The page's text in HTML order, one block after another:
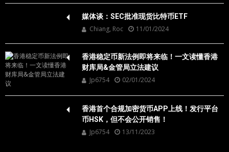
媒体谈：SEC批准现货比特币ETF
Chiang, Roc 11/01/2024
香港稳定币新法例即将来临！一文读懂香港
财库局&金管局立法建议
Jp6754 02/01/2024
香港首个合规加密货币APP上线！发行平台
币HSK，但不会公开销售！
Jp6754 13/11/2023